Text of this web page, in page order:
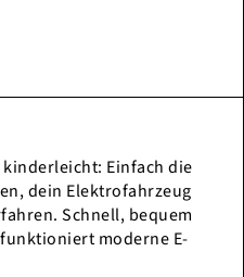
Einfach die
dein Elektrofahrzeug
Schnell, bequem
moderne E-